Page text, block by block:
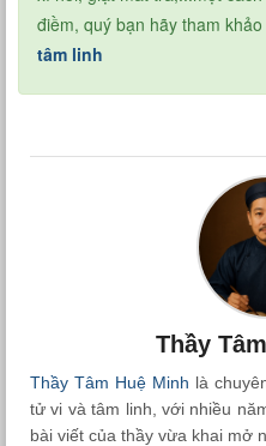
điềm, quý bạn hãy tham khảo
tâm linh
Thầy
Thầy Tâm Huệ Minh là
tử vi và tâm linh, với nhiều
bài viết của thầy vừa khai mở